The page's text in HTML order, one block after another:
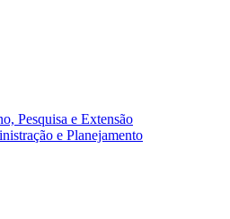
Pesquisa e Extensão
e Planejamento